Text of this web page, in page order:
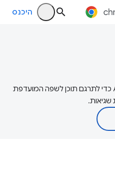
היכנס
‫Google משתמשת בטכנולוגיית AI כדי לתרגם תוכן לשפה המועדפת
שגיאות.